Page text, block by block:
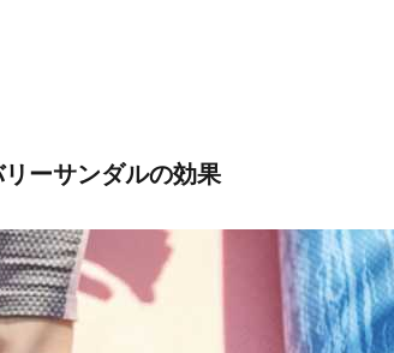
ーサンダルの効果